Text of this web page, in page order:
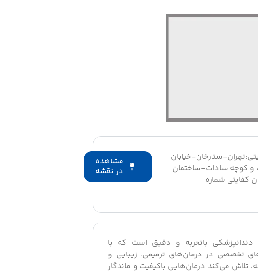
ستارخان-خیابان
و کوچه سادات-ساختمان
کفایتی شماره
مشاهده
در نقشه
دندانپزشکی باتجربه و دقیق است که با
تخصصی در درمان‌های ترمیمی، زیبایی و
تلاش می‌کند درمان‌هایی باکیفیت و ماندگار